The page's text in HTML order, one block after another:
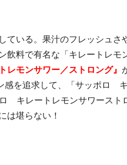
ている。果汁のフレッシュさ
飲料で有名な「キレートレモ
モンサワー／ストロング』
感を追求して、「サッポロ
キレートレモンサワースト
は堪らない！